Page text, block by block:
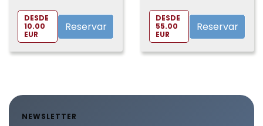
Teatro
DESDE
10.00
EUR
Reservar
Bienvenida
DESDE
55.00
EUR
Reservar
NEWSLETTER